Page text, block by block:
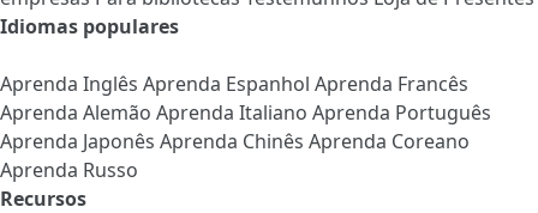
Idiomas populares
Aprenda Inglês Aprenda Espanhol Aprenda Francês
Aprenda Alemão Aprenda Italiano Aprenda Português
Aprenda Japonês Aprenda Chinês Aprenda Coreano
Aprenda Russo
Recursos